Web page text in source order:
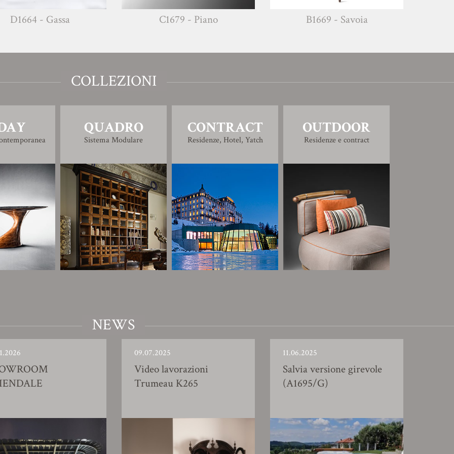
D1664 - Gassa C1679 - Piano B1669 - Savoia
COLLEZIONI
QUADRO
Sistema Modulare
CONTRACT
Residenze, Hotel, Yatch
OUTDOOR
Residenze e contract
NEWS
09.07.2025
Video lavorazioni
Trumeau K265
11.06.2025
Salvia versione girevole
(A1695/G)